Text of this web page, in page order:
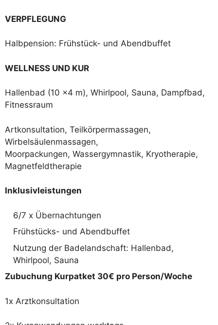
VERPFLEGUNG
Halbpension: Frühstück- und Abendbuffet
WELLNESS UND KUR
Hallenbad (10 x4 m), Whirlpool, Sauna, Dampfbad,
Fitnessraum
Artkonsultation, Teilkörpermassagen,
Wirbelsäulenmassagen,
Moorpackungen, Wassergymnastik, Kryotherapie,
Magnetfeldtherapie
Inklusivleistungen
6/7 x Übernachtungen
Frühstücks- und Abendbuffet
Nutzung der Badelandschaft: Hallenbad,
Whirlpool, Sauna
Zubuchung Kurpatket 30€ pro Person/Woche
1x Arztkonsultation